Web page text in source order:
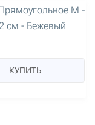
M -
см - Бежевый
КУПИТЬ